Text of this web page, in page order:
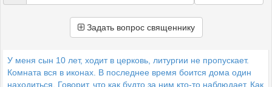
Задать вопрос священнику
У меня сын 10 лет, ходит в церковь, литургии не пропускает.
Комната вся в иконах. В последнее время боится дома один
находиться. Говорит, что как будто за ним кто-то наблюдает. Как